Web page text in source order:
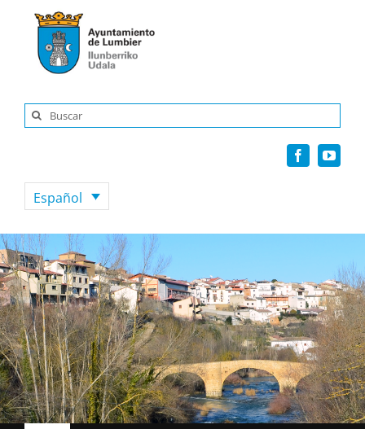
Saltar
contenido
Buscar:
Español